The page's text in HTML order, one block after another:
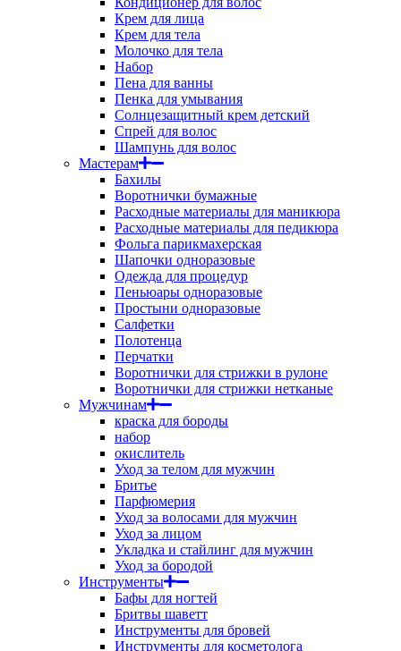
Крем для лица
Крем для тела
Молочко для тела
Набор
Пена для ванны
Пенка для умывания
Солнцезащитный крем детский
Спрей для волос
Шампунь для волос
Мастерам
Бахилы
Воротнички бумажные
Расходные материалы для маникюра
Расходные материалы для педикюра
Фольга парикмахерская
Шапочки одноразовые
Одежда для процедур
Пеньюары одноразовые
Простыни одноразовые
Салфетки
Полотенца
Перчатки
Воротнички для стрижки в рулоне
Воротнички для стрижки нетканые
Мужчинам
краска для бороды
набор
окислитель
Уход за телом для мужчин
Бритье
Парфюмерия
Уход за волосами для мужчин
Уход за лицом
Укладка и стайлинг для мужчин
Уход за бородой
Инструменты
Бафы для ногтей
Бритвы шаветт
Инструменты для бровей
Инструменты для косметолога